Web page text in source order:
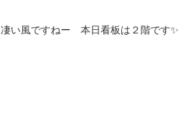
凄い風ですねー 本日看板は２階です✨